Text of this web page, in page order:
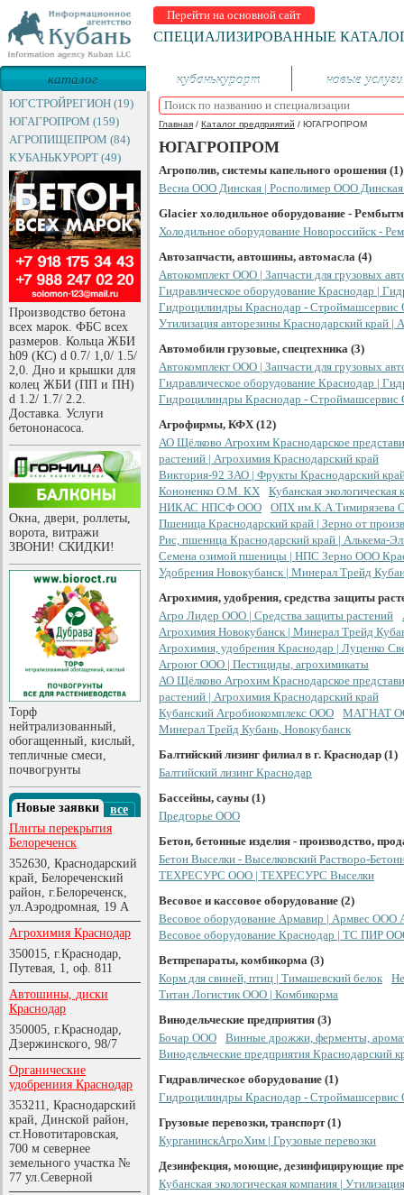
Перейти на основной сайт
СПЕЦИАЛИЗИРОВАННЫЕ
каталог
предприятий
кубанькурорт новые услуги
ЮГСТРОЙРЕГИОН (19)
ЮГАГРОПРОМ (159)
АГРОПИЩЕПРОМ (84)
КУБАНЬКУРОРТ (49)
Производство бетона
всех марок. ФБС всех
размеров. Кольца ЖБИ
h09 (КС) d 0.7/ 1,0/ 1.5/
2,0. Дно и крышки для
колец ЖБИ (ПП и ПН)
d 1.2/ 1.7/ 2.2.
Доставка. Услуги
бетононасоса.
Окна, двери, роллеты,
ворота, витражи
ЗВОНИ! СКИДКИ!
Торф
нейтрализованный,
обогащенный, кислый,
тепличные смеси,
почвогрунты
Новые заявки
все
Плиты перекрытия
Белореченск
352630, Краснодарский
край, Белореченский
район, г.Белореченск,
ул.Аэродромная, 19 А
Агрохимия Краснодар
350015, г.Краснодар,
Путевая, 1, оф. 811
Автошины, диски
Краснодар
350005, г.Краснодар,
Дзержинского, 98/7
Органические
удобрениия Краснодар
353211, Краснодарский
край, Динской район,
ст.Новотитаровская,
700 м севернее
земельного участка №
77 ул.Северной
Главная / Каталог предприятий / ЮГАГРОПРОМ
ЮГАГРОПРОМ
Агрополив, системы капельного орошения (1)
Весна ООО Динская | Росполимер ООО Динская
Glacier холодильное оборудование -
Холодильное оборудование Новороссийск -
Автозапчасти, автошины, автомасла (4)
Автокомплект ООО | Запчасти для грузовых
Гидравлическое оборудование Краснодар |
Гидроцилиндры Краснодар -
Утилизация авторезины Краснодарский край |
Автомобили грузовые, спецтехника (3)
Автокомплект ООО | Запчасти для грузовых
Гидравлическое оборудование Краснодар |
Гидроцилиндры Краснодар -
Агрофирмы, КФХ (12)
АО Щёлково Агрохим Краснодарское
растений | Агрохимия Краснодарский край
Виктория-92 ЗАО | Фрукты Краснодарский
Кононенко О.М. КХ
Кубанская
НИКАС НПСФ ООО
ОПХ им.К.А.Тимирязева
Пшеница Краснодарский край | Зерно от
Рис, пшеница Краснодарский край | Алькема-
Семена озимой пшеницы | НПС Зерно ООО
Удобрения Новокубанск | Минерал Трейд
Агрохимия, удобрения, средства защиты
Агро Лидер ООО | Средства защиты растений
Агрохимия Новокубанск | Минерал Трейд
Агрохимия, удобрения Краснодар | Луценко
Агроюг ООО | Пестициды, агрохимикаты
АО Щёлково Агрохим Краснодарское
растений | Агрохимия Краснодарский край
Кубанский Агробиокомплекс ООО
МАГНАТ
Минерал Трейд Кубань, Новокубанск
Балтийский лизинг филиал в г. Краснодар (1)
Балтийский лизинг Краснодар
Бассейны, сауны (1)
Предгорье ООО
Бетон, бетонные изделия - производство,
Бетон Выселки - Выселковский Растворо-
ТЕХРЕСУРС ООО | ТЕХРЕСУРС Выселки
Весовое и кассовое оборудование (2)
Весовое оборудование Армавир | Армвес ООО
Весовое оборудование Краснодар | ТС ПИР
Ветпрепараты, комбикорма (3)
Корм для свиней, птиц | Тимашевский белок
Титан Логистик ООО | Комбикорма
Винодельческие предприятия (3)
Бочар ООО
Винные дрожжи, ферменты,
Винодельческие предприятия Краснодарский
Гидравлическое оборудование (1)
Гидроцилиндры Краснодар -
Грузовые перевозки, транспорт (1)
КурганинскАгроХим | Грузовые перевозки
Дезинфекция, моющие, дезинфицирующие
Кубанская экологическая компания |